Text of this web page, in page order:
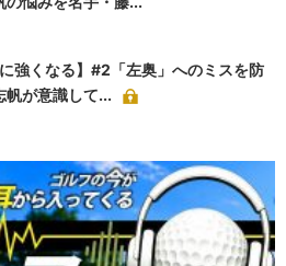
に強くなる】#2「左奥」へのミスを防
帆が意識して...